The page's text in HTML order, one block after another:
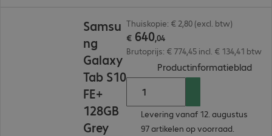
Samsu
ng
Galaxy
Tab S10
FE+
128GB
Grey
Thuiskopie: € 2,80 (excl. btw)
€ 640,04
Brutoprijs: € 774,45 incl. € 134,41 btw
Productinformatieblad
Levering vanaf 12. augustus
97 artikelen op voorraad.